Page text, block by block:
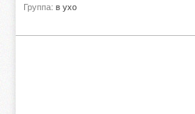
Группа: в ухо